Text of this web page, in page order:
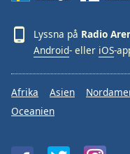
Lyssna på Radio
Android- eller iOS-
Afrika Asien
Oceanien